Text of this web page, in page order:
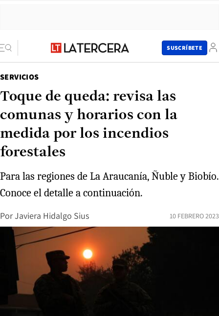
SUSCRÍBETE
SERVICIOS
Toque de queda: revisa las
comunas y horarios con la
medida por los incendios
forestales
Para las regiones de La Araucanía, Ñuble y Biobío.
Conoce el detalle a continuación.
PorJaviera Hidalgo Sius 10 FEBRERO 2023